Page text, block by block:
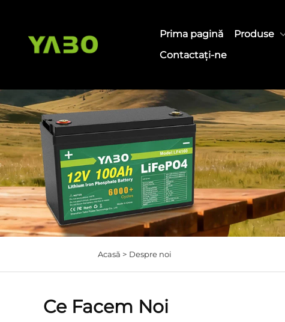
Prima pagină Produse
Contactați-ne
Acasă > Despre noi
Ce Facem Noi